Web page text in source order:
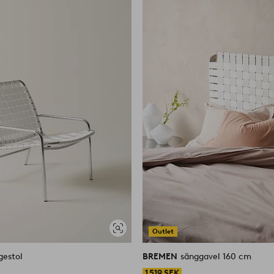
Visa
liknande
Outlet
BREMEN sänggavel 160 cm